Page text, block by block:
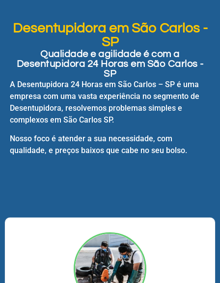
Desentupidora em São Carlos -
SP
Qualidade e agilidade é com a
Desentupidora 24 Horas em São Carlos -
SP
A Desentupidora 24 Horas em São Carlos – SP é uma
empresa com uma vasta experiência no segmento de
Desentupidora, resolvemos problemas simples e
complexos em São Carlos SP.
Nosso foco é atender a sua necessidade, com
qualidade, e preços baixos que cabe no seu bolso.